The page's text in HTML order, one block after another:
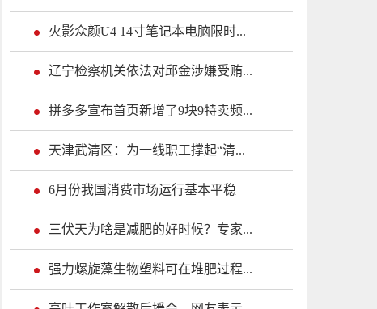
火影众颜U4 14寸笔记本电脑限时...
辽宁检察机关依法对邱金涉嫌受贿...
拼多多宣布首页新增了9块9特卖频...
天津武清区：为一线职工撑起“清...
6月份我国消费市场运行基本平稳
三伏天为啥是减肥的好时候？专家...
强力螺旋藻生物塑料可在堆肥过程...